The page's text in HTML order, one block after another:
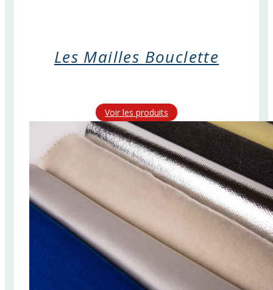
Les Mailles Bouclette
Voir les produits